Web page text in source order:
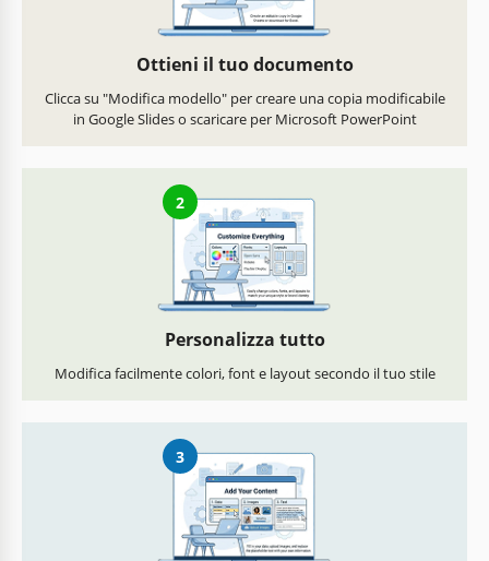
Ottieni il tuo documento
Clicca su "Modifica modello" per creare una copia modificabile
in Google Slides o scaricare per Microsoft PowerPoint
2
Personalizza tutto
Modifica facilmente colori, font e layout secondo il tuo stile
3